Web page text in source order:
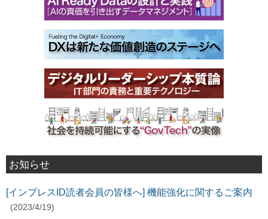
お知らせ
[インプレスID読者会員の皆様へ] 機能強化に関するご案内
(2023/4/19)